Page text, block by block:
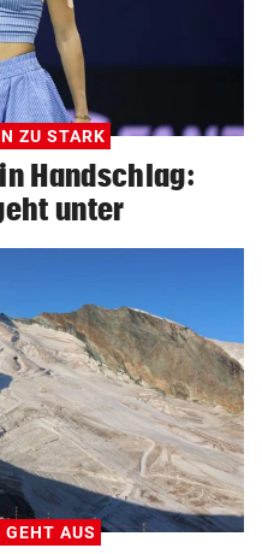
ZU STARK
Handschlag:
unter
GEHT AUS